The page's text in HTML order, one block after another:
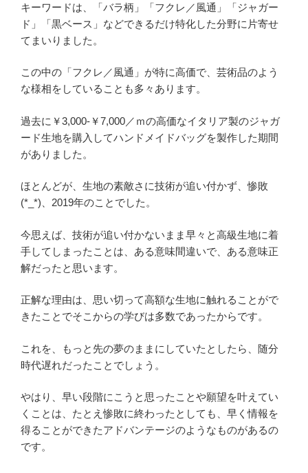
キーワードは、「バラ柄」「フクレ／風通」「ジャガー
ド」「黒ベース」などできるだけ特化した分野に片寄せ
てまいりました。
この中の「フクレ／風通」が特に高価で、芸術品のよう
な様相をしていることも多々あります。
過去に￥3,000-￥7,000／ｍの高価なイタリア製のジャガ
ード生地を購入してハンドメイドバッグを製作した期間
がありました。
ほとんどが、生地の素敵さに技術が追い付かず、惨敗
(*_*)、2019年のことでした。
今思えば、技術が追い付かないまま早々と高級生地に着
手してしまったことは、ある意味間違いで、ある意味正
解だったと思います。
正解な理由は、思い切って高額な生地に触れることがで
きたことでそこからの学びは多数であったからです。
これを、もっと先の夢のままにしていたとしたら、随分
時代遅れだったことでしょう。
やはり、早い段階にこうと思ったことや願望を叶えてい
くことは、たとえ惨敗に終わったとしても、早く情報を
得ることができたアドバンテージのようなものがあるの
です。